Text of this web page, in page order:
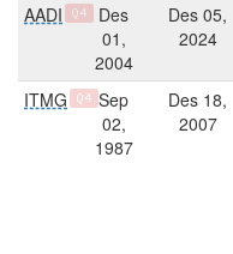
AADI Q4
Des
01,
2004
Des 05,
2024
ITMG Q4 Sep
02,
1987
Des 18,
2007